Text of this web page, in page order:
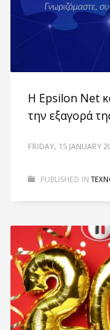
Η Epsilon Net
την εξαγορά
FRIDAY, 15 JANUARY
PUBLISHED IN